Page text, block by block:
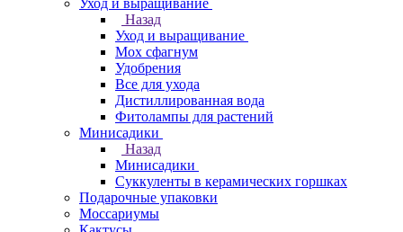
Уход и выращивание
Назад
Уход и выращивание
Мох сфагнум
Удобрения
Все для ухода
Дистиллированная вода
Фитолампы для растений
Минисадики
Назад
Минисадики
Суккуленты в керамических горшках
Подарочные упаковки
Моссариумы